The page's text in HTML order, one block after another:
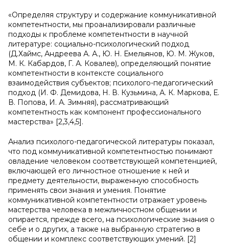
«Определяя структуру и содержание коммуникативной
компетентности, мы проанализировали различные
подходы к проблеме компетентности в научной
литературе: социально-психологический подход
(Д.Хаймс, Андреева А. А., Ю. Н. Емельянов, Ю. М. Жуков,
М. К. Кабардов, Г. А. Ковалев), определяющий понятие
компетентности в контексте социального
взаимодействия субъектов; психолого-педагогический
подход (И. Ф. Демидова, Н. В. Кузьмина, А. К. Маркова, Е.
В. Попова, И. А. Зимняя), рассматривающий
компетентность как компонент профессионального
мастерства» [2,3,4,5].
Анализ психолого-педагогической литературы показал,
что под коммуникативной компетентностью понимают
овладение человеком соответствующей компетенцией,
включающей его личностное отношение к ней и
предмету деятельности, выраженную способность
применять свои знания и умения. Понятие
коммуникативной компетентности отражает уровень
мастерства человека в межличностном общении и
опирается, прежде всего, на психологические знания о
себе и о других, а также на выбранную стратегию в
общении и комплекс соответствующих умений. [2]